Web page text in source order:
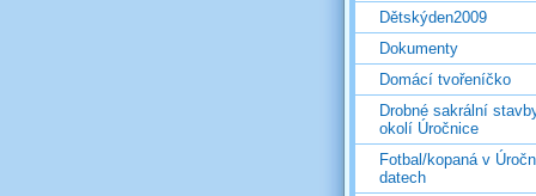
Dětskýden2009
Dokumenty
Domácí tvořeníčko
Drobné sakrální
okolí Úročnice
Fotbal/kopaná v
datech